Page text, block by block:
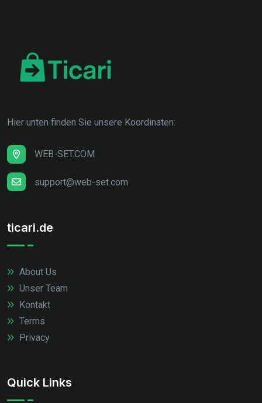
Hier unten finden Sie unsere Koordinaten:
WEB-SET.COM
support@web-set.com
ticari.de
About Us
Unser Team
Kontakt
Terms
Privacy
Quick Links